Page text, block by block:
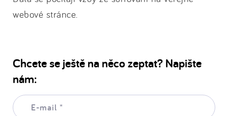
webové stránce.
Chcete se ještě na něco zeptat? Napište
nám:
E-
mail: